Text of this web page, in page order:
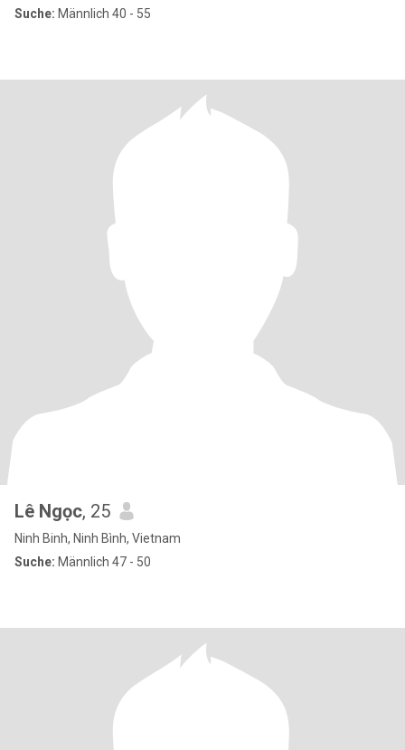
Suche: Männlich 40 - 55
Lê Ngọc, 25
Ninh Binh, Ninh Bình, Vietnam
Suche: Männlich 47 - 50